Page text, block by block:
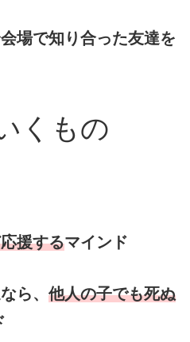
場で知り合った友達を
く もの
援するマインド
ら、 他人の子でも死ぬ